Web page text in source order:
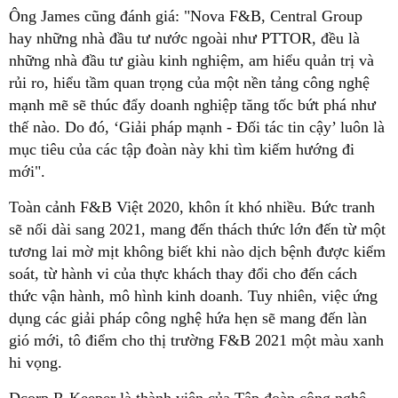
Ông James cũng đánh giá: "Nova F&B, Central Group
hay những nhà đầu tư nước ngoài như PTTOR, đều là
những nhà đầu tư giàu kinh nghiệm, am hiểu quản trị và
rủi ro, hiểu tầm quan trọng của một nền tảng công nghệ
mạnh mẽ sẽ thúc đẩy doanh nghiệp tăng tốc bứt phá như
thế nào. Do đó, ‘Giải pháp mạnh - Đối tác tin cậy’ luôn là
mục tiêu của các tập đoàn này khi tìm kiếm hướng đi
mới".
Toàn cảnh F&B Việt 2020, khôn ít khó nhiều. Bức tranh
sẽ nối dài sang 2021, mang đến thách thức lớn đến từ một
tương lai mờ mịt không biết khi nào dịch bệnh được kiểm
soát, từ hành vi của thực khách thay đổi cho đến cách
thức vận hành, mô hình kinh doanh. Tuy nhiên, việc ứng
dụng các giải pháp công nghệ hứa hẹn sẽ mang đến làn
gió mới, tô điểm cho thị trường F&B 2021 một màu xanh
hi vọng.